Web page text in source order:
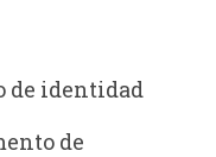
de identidad
de